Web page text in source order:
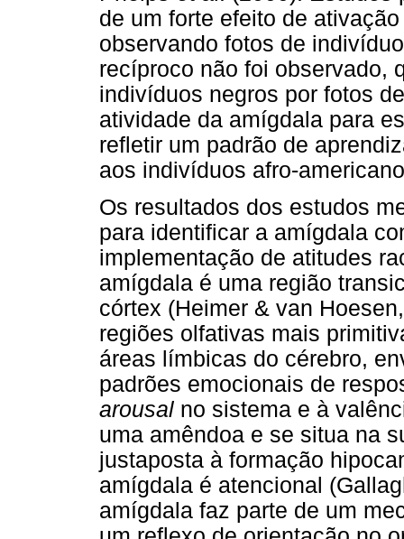
de um forte efeito de
observando fotos de
recíproco não foi observado,
indivíduos negros por fotos
atividade da amígdala para
refletir um padrão de
aos indivíduos afro-
Os resultados dos estudos
para identificar a amígdala
implementação de atitudes
amígdala é uma região
córtex (Heimer & van
regiões olfativas mais
áreas límbicas do cérebro,
padrões emocionais de
arousal no sistema e à
uma amêndoa e se situa na
justaposta à formação
amígdala é atencional
amígdala faz parte de um